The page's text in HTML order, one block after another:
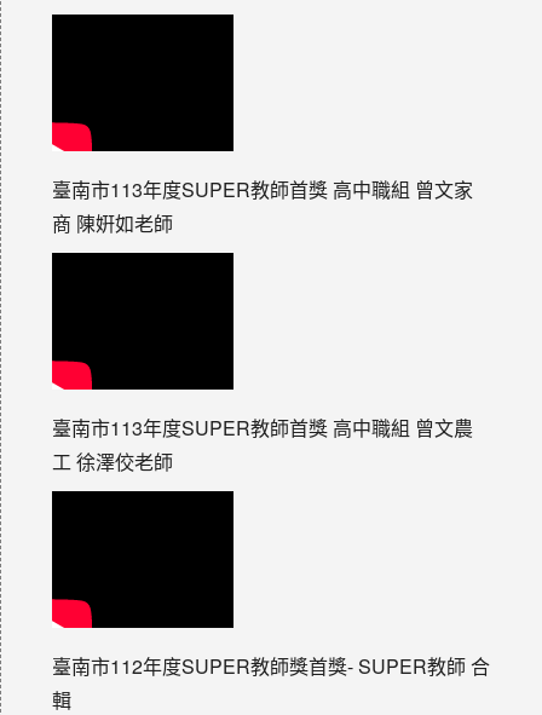
臺南市113年度SUPER教師首獎 高中職組 曾文家
商 陳姸如老師
臺南市113年度SUPER教師首獎 高中職組 曾文農
工 徐澤佼老師
臺南市112年度SUPER教師獎首獎- SUPER教師 合
輯